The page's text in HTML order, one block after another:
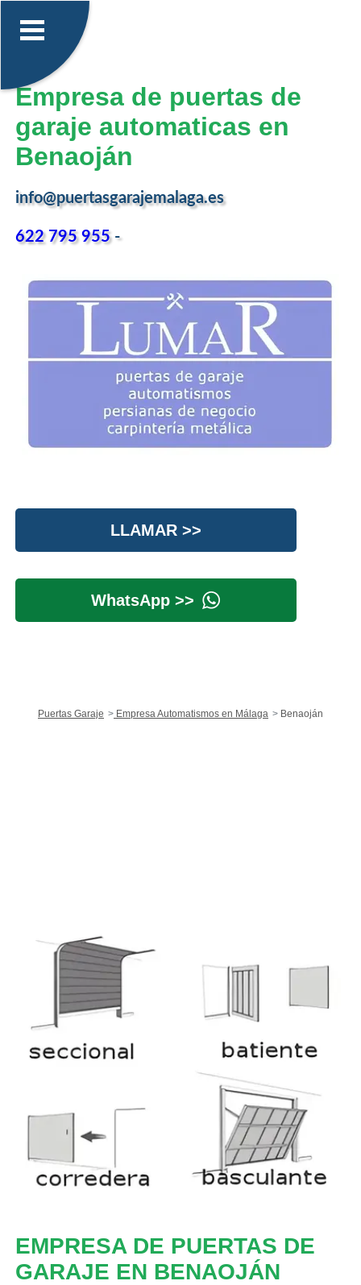
Empresa de puertas de
garaje automaticas en
Benaoján
info@puertasgarajemalaga.es
622 795 955-
LLAMAR >>
WhatsApp >>
Puertas Garaje Empresa Automatismos en Málaga Benaoján
EMPRESA DE PUERTAS DE
GARAJE EN BENAOJÁN